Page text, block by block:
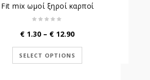
Fit mix ωμοί ξηροί καρποί
€ 1.30 – € 12.90Price
€ 1.30
through
SELECT OPTIONS